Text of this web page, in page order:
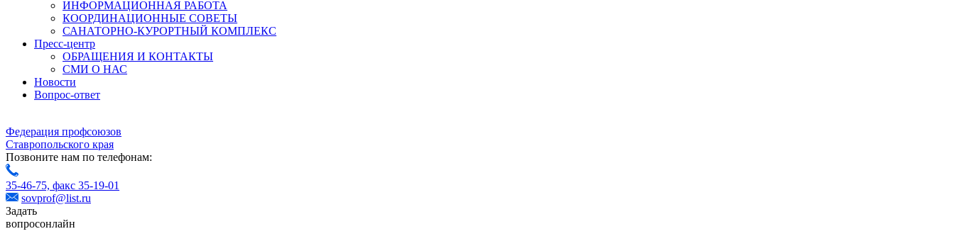
ИНФОРМАЦИОННАЯ РАБОТА
КООРДИНАЦИОННЫЕ СОВЕТЫ
САНАТОРНО-КУРОРТНЫЙ КОМПЛЕКС
Пресс-центр
ОБРАЩЕНИЯ И КОНТАКТЫ
СМИ О НАС
Новости
Вопрос-ответ
Федерация профсоюзов
Ставропольского края
Позвоните нам по телефонам:
35-46-75, факс 35-19-01
sovprof@list.ru
Задать
вопросонлайн